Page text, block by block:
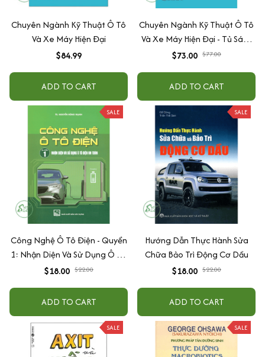
Chuyên Ngành Kỹ Thuật Ô Tô
Và Xe Máy Hiện Đại
$84.99
ADD TO CART
Chuyên Ngành Kỹ Thuật Ô Tô
Và Xe Máy Hiện Đại - Tủ Sách
Nhất Nghệ Tinh
$73.00 $77.00
ADD TO CART
SALE
Công Nghệ Ô Tô Điện - Quyển
1: Nhận Diện Và Sử Dụng Ô Tô
Điện An Toàn
$18.00 $22.00
ADD TO CART
SALE
Hướng Dẫn Thực Hành Sửa
Chữa Bảo Trì Động Cơ Dầu
$18.00 $22.00
ADD TO CART
SALE SALE